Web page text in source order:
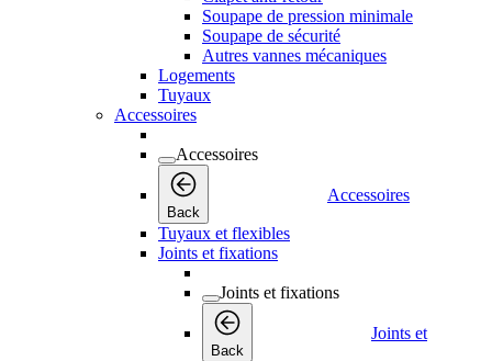
Soupape de pression minimale
Soupape de sécurité
Autres vannes mécaniques
Logements
Tuyaux
Accessoires
Accessoires
Back
Accessoires
Tuyaux et flexibles
Joints et fixations
Joints et fixations
Back
Joints et